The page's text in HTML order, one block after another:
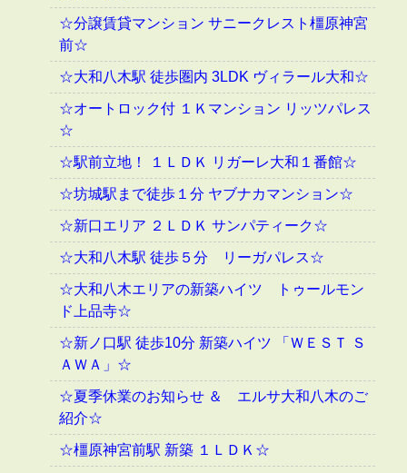
☆分譲賃貸マンション サニークレスト橿原神宮
前☆
☆大和八木駅 徒歩圏内 3LDK ヴィラール大和☆
☆オートロック付 １Ｋマンション リッツパレス
☆
☆駅前立地！ １ＬＤＫ リガーレ大和１番館☆
☆坊城駅まで徒歩１分 ヤブナカマンション☆
☆新口エリア ２ＬＤＫ サンパティーク☆
☆大和八木駅 徒歩５分 リーガパレス☆
☆大和八木エリアの新築ハイツ トゥールモン
ド上品寺☆
☆新ノ口駅 徒歩10分 新築ハイツ 「ＷＥＳＴ Ｓ
ＡＷＡ」☆
☆夏季休業のお知らせ ＆ エルサ大和八木のご
紹介☆
☆橿原神宮前駅 新築 １ＬＤＫ☆